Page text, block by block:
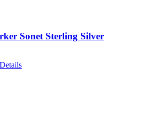
Sonet Sterling Silver
Details